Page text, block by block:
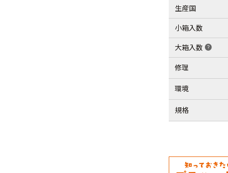
生産国
小箱入数
大箱入数 help
修理
環境
規格